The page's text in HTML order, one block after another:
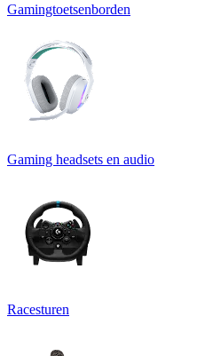
Gamingtoetsenborden
Gaming headsets en audio
Racesturen